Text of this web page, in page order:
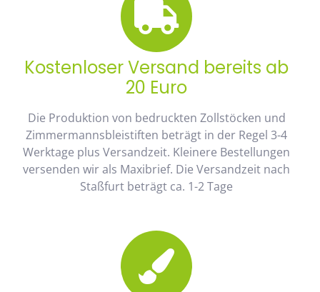
Kostenloser Versand bereits ab
20 Euro
Die Produktion von bedruckten Zollstöcken und
Zimmermannsbleistiften beträgt in der Regel 3-4
Werktage plus Versandzeit. Kleinere Bestellungen
versenden wir als Maxibrief. Die Versandzeit nach
Staßfurt beträgt ca. 1-2 Tage